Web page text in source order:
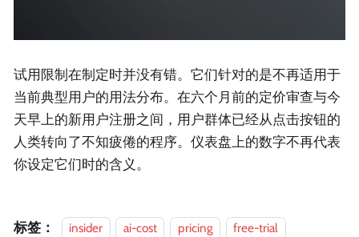
试用限制在制定时并没有错。它们针对的是不再适用于
当前典型用户的用法分布。在六个月前的定价审查与今
天早上的新用户注册之间，用户群体已经从点击按钮的
人类转向了不知疲倦的程序。仪表盘上的数字不再代表
你设定它们时的含义。
标签： insider ai-cost pricing
free-trial